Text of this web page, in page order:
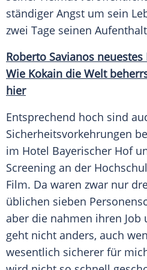
ständiger Angst um sein
zwei Tage seinen
Roberto Savianos
Wie Kokain die Welt
hier
Entsprechend hoch sind
Sicherheitsvorkehrungen
im Hotel Bayerischer Hof
Screening an der
Film. Da waren zwar nur
üblichen sieben
aber die nahmen ihren Job
geht nicht anders, auch
wesentlich sicherer für